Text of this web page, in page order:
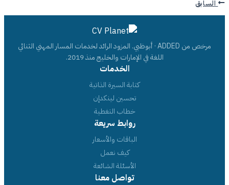
السابق
مرخص من ADDED · أبوظبي. المزود الرائد لخدمات المسار المهني الثنائي
اللغة في الإمارات والخليج منذ 2019.
الخدمات
كتابة السيرة الذاتية
تحسين لينكدإن
خطاب التغطية
روابط سريعة
الباقات والأسعار
كيف نعمل
الأسئلة الشائعة
تواصل معنا